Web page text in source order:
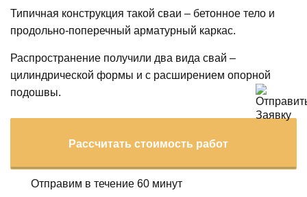
Типичная конструкция такой сваи – бетонное тело и
продольно-поперечный арматурный каркас.
Распространение получили два вида свай –
цилиндрической формы и с расширением опорной
подошвы.
Рассчитать стоимость работ
Отправим в течение 60 минут